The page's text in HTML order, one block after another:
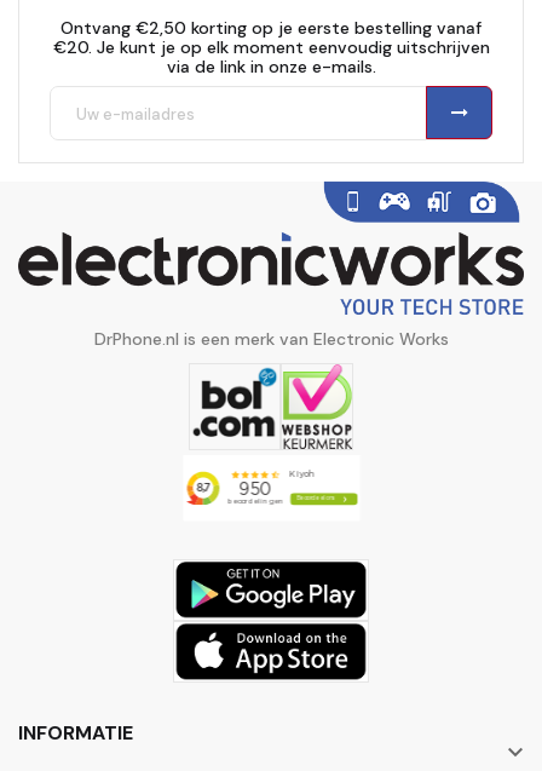
Ontvang €2,50 korting op je eerste bestelling vanaf
€20. Je kunt je op elk moment eenvoudig uitschrijven
via de link in onze e-mails.
DrPhone.nl is een merk van Electronic Works
INFORMATIE
